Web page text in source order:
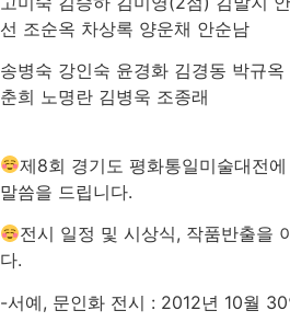
선 조순옥 차상록 양운채 안순남
송병숙 강인숙 윤경화 김경동 박규
춘희 노명란 김병욱 조종래
제8회 경기도 평화통일미술대전
말씀을 드립니다.
전시 일정 및 시상식, 작품반출을
다.
-서예, 문인화 전시 : 2012년 10월